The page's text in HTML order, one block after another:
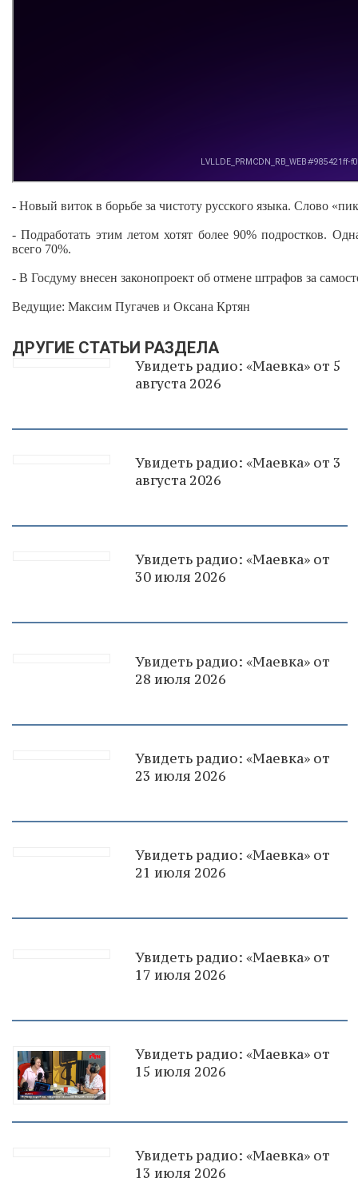
- Новый виток в борьбе за чистоту русского языка. Слово
- Подработать этим летом хотят более 90% подростков.
всего 70%.
- В Госдуму внесен законопроект об отмене штрафов за
Ведущие: Максим Пугачев и Оксана Кртян
ДРУГИЕ СТАТЬИ РАЗДЕЛА
Увидеть радио: «Маевка» от 5
августа 2026
Увидеть радио: «Маевка» от 3
августа 2026
Увидеть радио: «Маевка» от
30 июля 2026
Увидеть радио: «Маевка» от
28 июля 2026
Увидеть радио: «Маевка» от
23 июля 2026
Увидеть радио: «Маевка» от
21 июля 2026
Увидеть радио: «Маевка» от
17 июля 2026
Увидеть радио: «Маевка» от
15 июля 2026
Увидеть радио: «Маевка» от
13 июля 2026